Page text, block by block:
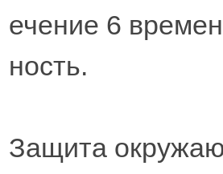
ечение 6
ность.
Защита